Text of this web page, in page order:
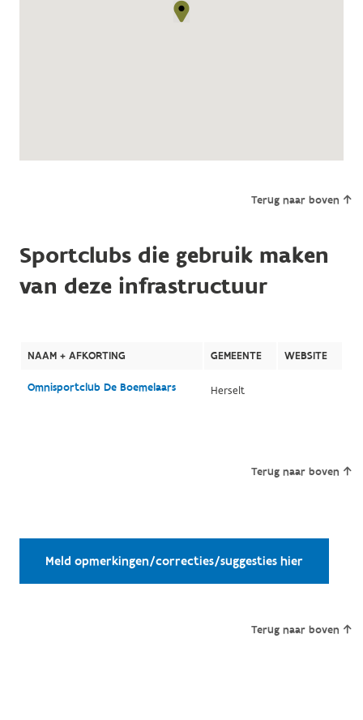
Terug naar boven
Sportclubs die gebruik maken
van deze infrastructuur
NAAM + AFKORTING GEMEENTE WEBSITE
Omnisportclub De Boemelaars Herselt
Terug naar boven
Meld opmerkingen/correcties/suggesties hier
Terug naar boven